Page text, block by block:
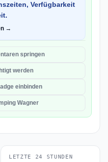
Verfügbarkeit
→
springen
werden
einbinden
Wagner
LETZTE 24 STUNDEN